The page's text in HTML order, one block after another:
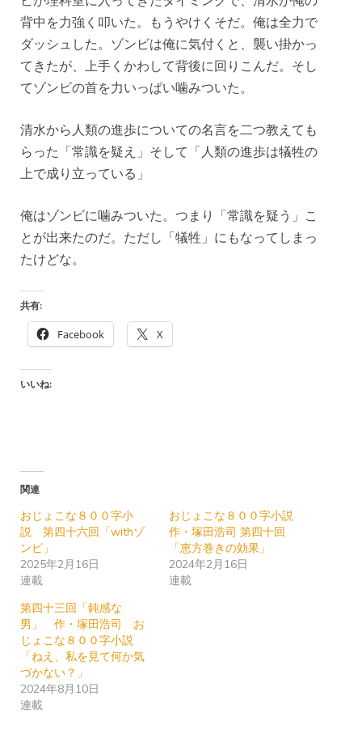
背中を力強く叩いた。もうやけくそだ。俺は全力で
ダッシュした。ゾンビは俺に気付くと、襲い掛かっ
てきたが、上手くかわして背後に回りこんだ。そし
てゾンビの首を力いっぱい噛みついた。
清水から人類の進歩についての名言を二つ教えても
らった「常識を疑え」そして「人類の進歩は犠牲の
上で成り立っている」
俺はゾンビに噛みついた。つまり「常識を疑う」こ
とが出来たのだ。ただし「犠牲」にもなってしまっ
たけどな。
共有:
Facebook X
いいね:
関連
おじょこな８００字小
説 第四十六回「withゾ
ンビ」
2025年2月16日
連載
おじょこな８００字小説
作・塚田浩司 第四十回
「恵方巻きの効果」
2024年2月16日
連載
第四十三回「鈍感な
男」 作・塚田浩司 お
じょこな８００字小説
「ねえ、私を見て何か気
づかない？」
2024年8月10日
連載